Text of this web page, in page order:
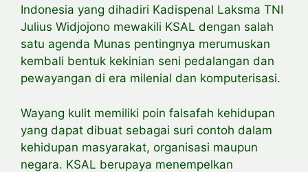
Indonesia yang dihadiri Kadispenal Laksma TNI
Julius Widjojono mewakili KSAL dengan salah
satu agenda Munas pentingnya merumuskan
kembali bentuk kekinian seni pedalangan dan
pewayangan di era milenial dan komputerisasi.
Wayang kulit memiliki poin falsafah kehidupan
yang dapat dibuat sebagai suri contoh dalam
kehidupan masyarakat, organisasi maupun
negara. KSAL berupaya menempelkan